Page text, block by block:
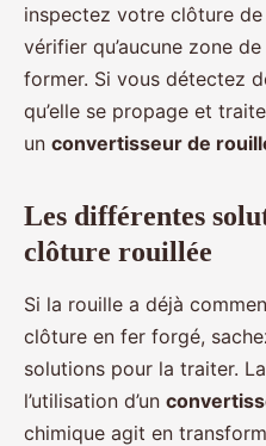
inspectez votre clôture
vérifier qu’aucune zone
former. Si vous détectez
qu’elle se propage et
un convertisseur de
Les différentes
clôture rouillée
Si la rouille a déjà
clôture en fer forgé,
solutions pour la traiter.
l’utilisation d’un
chimique agit en